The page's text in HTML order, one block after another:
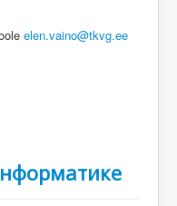
elen.vaino@tkvg.ee